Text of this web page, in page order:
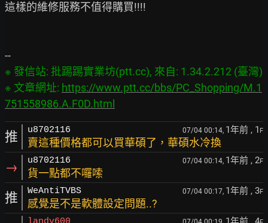
這樣的維修服務不值得購買!!!!
※ 發信站: 批踢踢實業坊(ptt.cc), 來自: 1.34.2.212 (臺灣)
※ 文章網址: https://www.ptt.cc/bbs/PC_Shopping/M.1
751558986.A.F0D.html
推 u8702116 07/04 00:14, 1年前 , 1 F
賣這種價格都可以買華碩了，華碩水冷換
→ u8702116 07/04 00:14, 1年前 , 2F
貨一點都不囉嗦
推 WeAntiTVBS 07/04 00:17, 1年前 , 3F
感覺是不是軟體設定問題..?